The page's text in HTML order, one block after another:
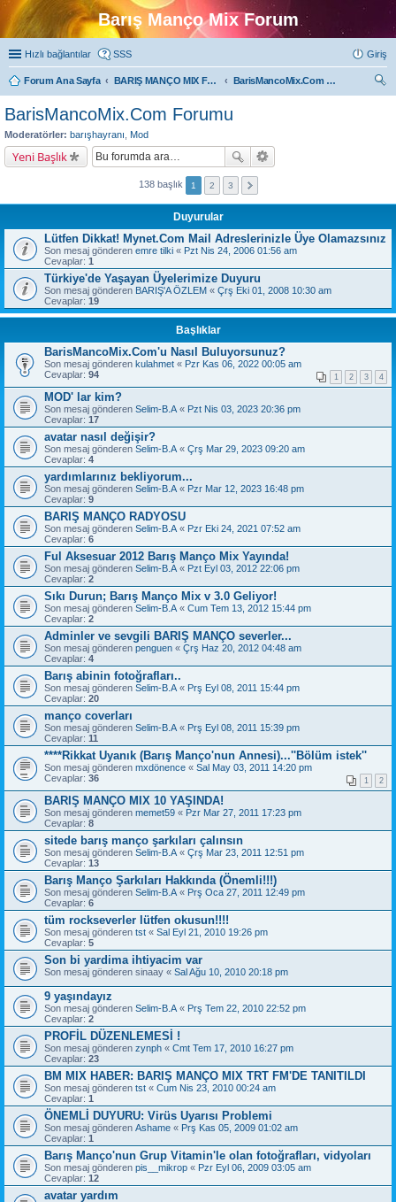
Barış Manço Mix Forum
Hızlı bağlantılar SSS Giriş
Forum Ana Sayfa BARIŞ MANÇO MIX FORUMLARI
BarisMancoMix.Com Forumu
BarisMancoMix.Com Forumu
Moderatörler: barışhayranı Mod
Yeni Başlık
138 başlık 1 2 3
Duyurular
Lütfen Dikkat! Mynet.Com Mail Adreslerinizle Üye Olamazsınız
Son mesaj gönderen emre tilki « Pzt Nis 24, 2006 01:56 am
Cevaplar: 1
Türkiye'de Yaşayan Üyelerimize Duyuru
Son mesaj gönderen BARIŞ'A ÖZLEM « Çrş Eki 01, 2008 10:30 am
Cevaplar: 19
Başlıklar
BarisMancoMix.Com'u Nasıl Buluyorsunuz?
Son mesaj gönderen kulahmet « Pzr Kas 06, 2022 00:05 am
Cevaplar: 94 1 2 3 4
MOD' lar kim?
Son mesaj gönderen Selim-B.A « Pzt Nis 03, 2023 20:36 pm
Cevaplar: 17
avatar nasıl değişir?
Son mesaj gönderen Selim-B.A « Çrş Mar 29, 2023 09:20 am
Cevaplar: 4
yardımlarınız bekliyorum...
Son mesaj gönderen Selim-B.A « Pzr Mar 12, 2023 16:48 pm
Cevaplar: 9
BARIŞ MANÇO RADYOSU
Son mesaj gönderen Selim-B.A « Pzr Eki 24, 2021 07:52 am
Cevaplar: 6
Ful Aksesuar 2012 Barış Manço Mix Yayında!
Son mesaj gönderen Selim-B.A « Pzt Eyl 03, 2012 22:06 pm
Cevaplar: 2
Sıkı Durun; Barış Manço Mix v 3.0 Geliyor!
Son mesaj gönderen Selim-B.A « Cum Tem 13, 2012 15:44 pm
Cevaplar: 2
Adminler ve sevgili BARIŞ MANÇO severler...
Son mesaj gönderen penguen « Çrş Haz 20, 2012 04:48 am
Cevaplar: 4
Barış abinin fotoğrafları..
Son mesaj gönderen Selim-B.A « Prş Eyl 08, 2011 15:44 pm
Cevaplar: 20
manço coverları
Son mesaj gönderen Selim-B.A « Prş Eyl 08, 2011 15:39 pm
Cevaplar: 11
****Rikkat Uyanık (Barış Manço'nun Annesi)...''Bölüm istek''
Son mesaj gönderen mxdönence « Sal May 03, 2011 14:20 pm
Cevaplar: 36 1 2
BARIŞ MANÇO MIX 10 YAŞINDA!
Son mesaj gönderen memet59 « Pzr Mar 27, 2011 17:23 pm
Cevaplar: 8
sitede barış manço şarkıları çalınsın
Son mesaj gönderen Selim-B.A « Çrş Mar 23, 2011 12:51 pm
Cevaplar: 13
Barış Manço Şarkıları Hakkında (Önemli!!!)
Son mesaj gönderen Selim-B.A « Prş Oca 27, 2011 12:49 pm
Cevaplar: 6
tüm rockseverler lütfen okusun!!!!
Son mesaj gönderen tst « Sal Eyl 21, 2010 19:26 pm
Cevaplar: 5
Son bi yardima ihtiyacim var
Son mesaj gönderen sinaay « Sal Ağu 10, 2010 20:18 pm
9 yaşındayız
Son mesaj gönderen Selim-B.A « Prş Tem 22, 2010 22:52 pm
Cevaplar: 2
PROFİL DÜZENLEMESİ !
Son mesaj gönderen zynph « Cmt Tem 17, 2010 16:27 pm
Cevaplar: 23
BM MIX HABER: BARIŞ MANÇO MIX TRT FM'DE TANITILDI
Son mesaj gönderen tst « Cum Nis 23, 2010 00:24 am
Cevaplar: 1
ÖNEMLİ DUYURU: Virüs Uyarısı Problemi
Son mesaj gönderen Ashame « Prş Kas 05, 2009 01:02 am
Cevaplar: 1
Barış Manço'nun Grup Vitamin'le olan fotoğrafları, vidyoları
Son mesaj gönderen pis__mikrop « Pzr Eyl 06, 2009 03:05 am
Cevaplar: 12
avatar yardım